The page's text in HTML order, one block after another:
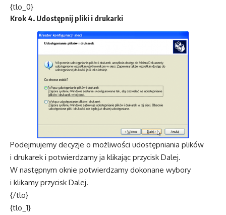
{tlo_0}
Krok 4. Udostępnij pliki i drukarki
Podejmujemy decyzje o możliwości udostępniania plików
i drukarek i potwierdzamy ja klikając przycisk Dalej.
W następnym oknie potwierdzamy dokonane wybory
i klikamy przycisk Dalej.
{/tlo}
{tlo_1}